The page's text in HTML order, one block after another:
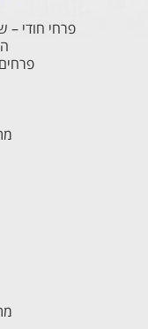
פרחי חודי –